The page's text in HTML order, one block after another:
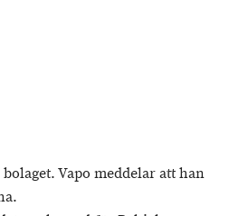
Vapo meddelar att han